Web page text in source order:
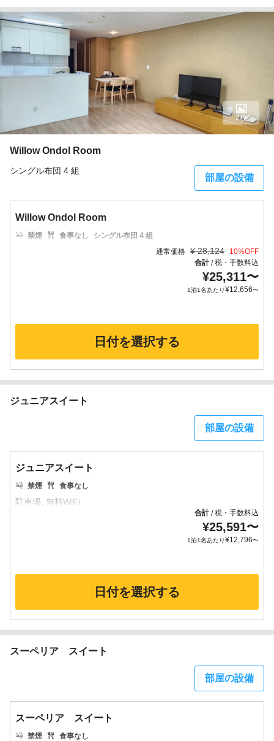
Willow Ondol Room
シングル布団 4 組
部屋の設備
2枚
Willow Ondol Room
禁煙 食事なし
シングル布団 4 組
通常価格 ¥ 28,124 10%OFF
合計/税・手数料込
¥25,311〜
1泊1名あたり¥12,656〜
日付を選択する
ジュニアスイート
部屋の設備
ジュニアスイート
禁煙 食事なし
合計/税・手数料込
¥25,591〜
1泊1名あたり¥12,796〜
日付を選択する
スーペリア スイート
部屋の設備
スーペリア スイート
禁煙 食事なし